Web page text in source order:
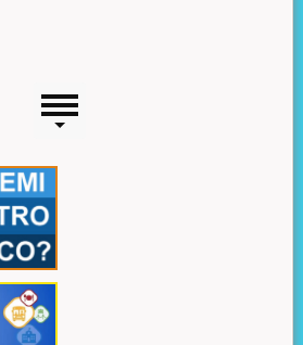
PRESENTAZIONE)
Menu laterale
(colonna di sinistra)